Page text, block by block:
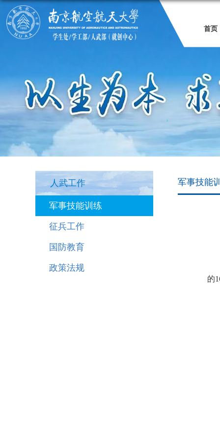
首页
人武工作
军事技能训练
征兵工作
国防教育
政策法规
军事技能
的